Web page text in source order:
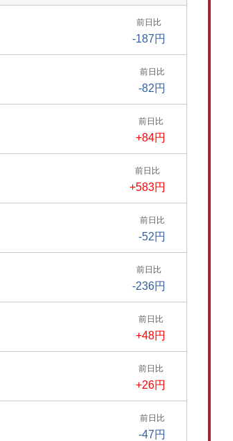
前日比
-187円
前日比
-82円
前日比
+84円
前日比
+583円
前日比
-52円
前日比
-236円
前日比
+48円
前日比
+26円
前日比
-47円